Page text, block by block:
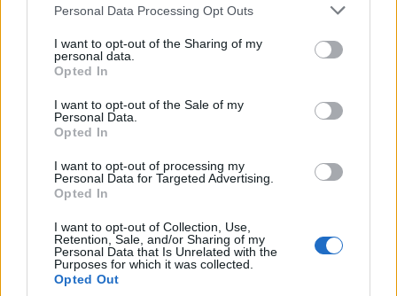
Personal Data Processing Opt Outs
I want to opt-out of the Sharing of my
personal data.
Opted In
I want to opt-out of the Sale of my
Personal Data.
Opted In
I want to opt-out of processing my
Personal Data for Targeted Advertising.
Opted In
I want to opt-out of Collection, Use,
Retention, Sale, and/or Sharing of my
Personal Data that Is Unrelated with the
Purposes for which it was collected.
Opted Out
discorso appena affrontato, direi â mass-
media â: ho seri dubbi sullâobiettivitÃ delle
comunicazioni di massa, oggi. Al giÃ citato
episodio del Papa, aggiungo la presunta
par condicio ( per la veritÃ , quasi mai
rispettata nel recente periodo di campagna
elettorale ), la pubblicazione di talune
telefonate piuttosto che di tutte le stesse
negli scandali del passato ( Calciopoli 2006,
Vallettopoli e quantâaltro).